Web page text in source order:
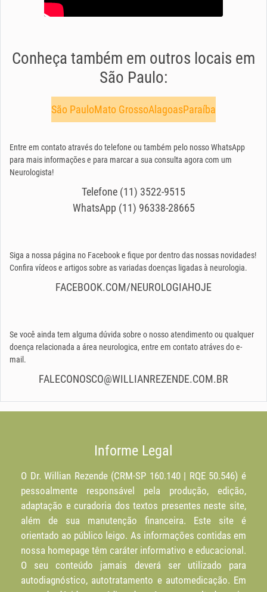
Conheça também em outros locais em
São Paulo:
São PauloMato GrossoAlagoasParaíba
Entre em contato através do telefone ou também pelo nosso WhatsApp
para mais informações e para marcar a sua consulta agora com um
Neurologista!
Telefone (11) 3522-9515
WhatsApp (11) 96338-28665
Siga a nossa página no Facebook e fique por dentro das nossas novidades!
Confira vídeos e artigos sobre as variadas doenças ligadas à neurologia.
FACEBOOK.COM/NEUROLOGIAHOJE
Se você ainda tem alguma dúvida sobre o nosso atendimento ou qualquer
doença relacionada a área neurologica, entre em contato atráves do e-
mail.
FALECONOSCO@WILLIANREZENDE.COM.BR
Informe Legal
O Dr. Willian Rezende (CRM-SP 160.140 | RQE 50.546) é
pessoalmente responsável pela produção, edição,
adaptação e curadoria dos textos presentes neste site,
além de sua manutenção financeira. Este site é
orientado ao público leigo. As informações contidas em
nossa homepage têm caráter informativo e educacional.
O seu conteúdo jamais deverá ser utilizado para
autodiagnóstico, autotratamento e automedicação. Em